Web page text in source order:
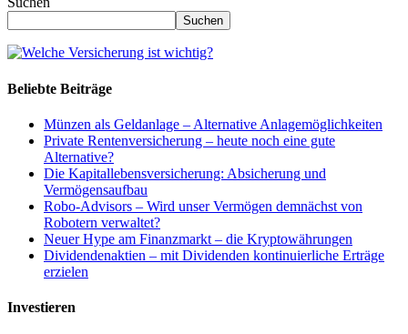
Suchen
Beliebte Beiträge
Münzen als Geldanlage – Alternative Anlagemöglichkeiten
Private Rentenversicherung – heute noch eine gute
Alternative?
Die Kapitallebensversicherung: Absicherung und
Vermögensaufbau
Robo-Advisors – Wird unser Vermögen demnächst von
Robotern verwaltet?
Neuer Hype am Finanzmarkt – die Kryptowährungen
Dividendenaktien – mit Dividenden kontinuierliche Erträge
erzielen
Investieren